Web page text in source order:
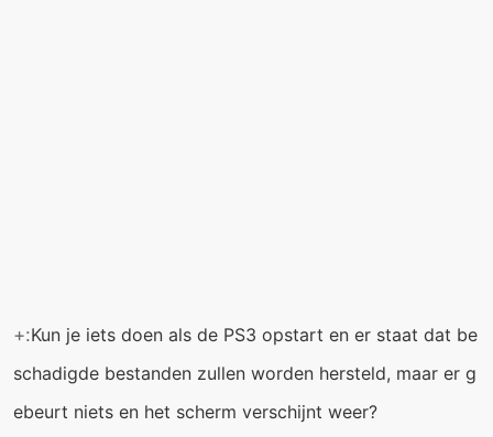
+:Kun je iets doen als de PS3 opstart en er staat dat be
schadigde bestanden zullen worden hersteld, maar er g
ebeurt niets en het scherm verschijnt weer?